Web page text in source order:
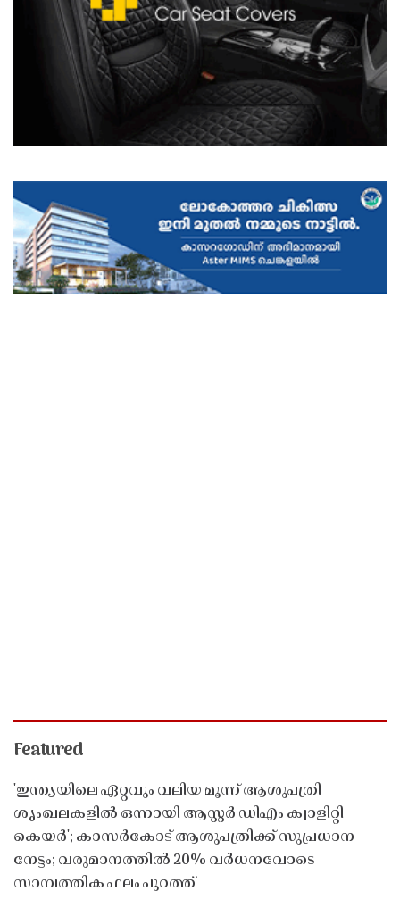
Featured
'ഇന്ത്യയിലെ ഏറ്റവും വലിയ മൂന്ന് ആശുപത്രി
ശൃംഖലകളിൽ ഒന്നായി ആസ്റ്റർ ഡിഎം ക്വാളിറ്റി
കെയർ'; കാസർകോട് ആശുപത്രിക്ക് സുപ്രധാന
നേട്ടം; വരുമാനത്തിൽ 20% വർധനവോടെ
സാമ്പത്തിക ഫലം പുറത്ത്